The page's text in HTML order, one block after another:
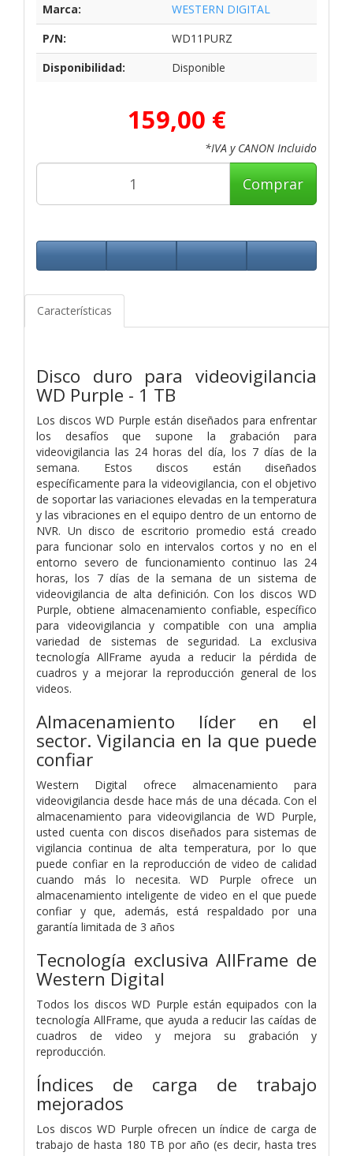
Marca:
WESTERN DIGITAL
P/N:
WD11PURZ
Disponibilidad:
Disponible
159,00 €
*IVA y CANON Incluido
Comprar
Características
Disco duro para videovigilancia
WD Purple - 1 TB
Los discos WD Purple están diseñados para enfrentar
los desafíos que supone la grabación para
videovigilancia las 24 horas del día, los 7 días de la
semana. Estos discos están diseñados
específicamente para la videovigilancia, con el objetivo
de soportar las variaciones elevadas en la temperatura
y las vibraciones en el equipo dentro de un entorno de
NVR. Un disco de escritorio promedio está creado
para funcionar solo en intervalos cortos y no en el
entorno severo de funcionamiento continuo las 24
horas, los 7 días de la semana de un sistema de
videovigilancia de alta definición. Con los discos WD
Purple, obtiene almacenamiento confiable, específico
para videovigilancia y compatible con una amplia
variedad de sistemas de seguridad. La exclusiva
tecnología AllFrame ayuda a reducir la pérdida de
cuadros y a mejorar la reproducción general de los
videos.
Almacenamiento líder en el
sector. Vigilancia en la que puede
confiar
Western Digital ofrece almacenamiento para
videovigilancia desde hace más de una década. Con el
almacenamiento para videovigilancia de WD Purple,
usted cuenta con discos diseñados para sistemas de
vigilancia continua de alta temperatura, por lo que
puede confiar en la reproducción de video de calidad
cuando más lo necesita. WD Purple ofrece un
almacenamiento inteligente de video en el que puede
confiar y que, además, está respaldado por una
garantía limitada de 3 años
Tecnología exclusiva AllFrame de
Western Digital
Todos los discos WD Purple están equipados con la
tecnología AllFrame, que ayuda a reducir las caídas de
cuadros de video y mejora su grabación y
reproducción.
Índices de carga de trabajo
mejorados
Los discos WD Purple ofrecen un índice de carga de
trabajo de hasta 180 TB por año (es decir, hasta tres